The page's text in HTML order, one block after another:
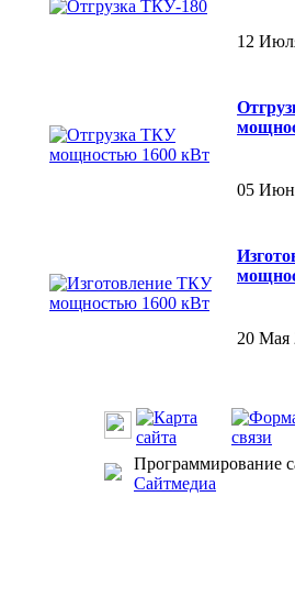
12
05
20 Мая
Программирование
Сайтмедиа